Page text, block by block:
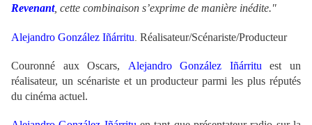
Revenant, cette combinaison s’exprime de manière inédite."
Alejandro González Iñárritu Réalisateur/Scénariste/Producteur
Couronné aux Oscars, Alejandro González Iñárritu est un
réalisateur, un scénariste et un producteur parmi les plus réputés
du cinéma actuel.